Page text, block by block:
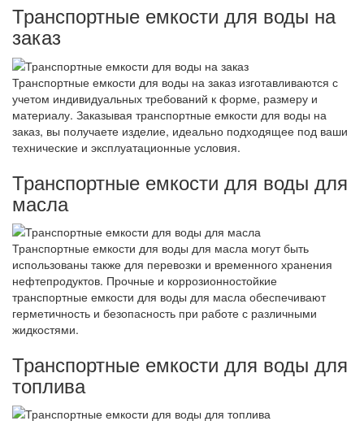
Транспортные емкости для воды на
заказ
Транспортные емкости для воды на заказ изготавливаются с
учетом индивидуальных требований к форме, размеру и
материалу. Заказывая транспортные емкости для воды на
заказ, вы получаете изделие, идеально подходящее под ваши
технические и эксплуатационные условия.
Транспортные емкости для воды для
масла
Транспортные емкости для воды для масла могут быть
использованы также для перевозки и временного хранения
нефтепродуктов. Прочные и коррозионностойкие
транспортные емкости для воды для масла обеспечивают
герметичность и безопасность при работе с различными
жидкостями.
Транспортные емкости для воды для
топлива